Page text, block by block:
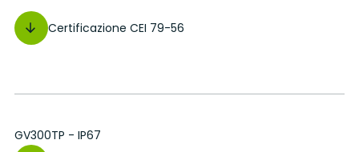
Certificazione CEI 79-56
GV300TP - IP67